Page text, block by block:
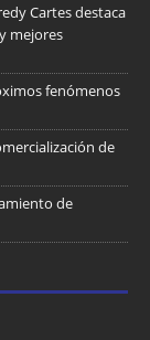
Cartes destaca
mejores
fenómenos
de
de